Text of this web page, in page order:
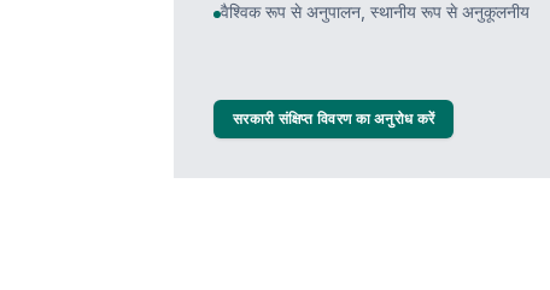
वैश्विक रूप से अनुपालन, स्थानीय रूप से अनुकूलनीय
सरकारी संक्षिप्त विवरण का अनुरोध करें